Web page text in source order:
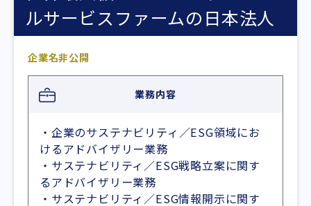
ルサービスファームの日本法人
企業名非公開
業務内容
・企業のサステナビリティ／ESG領域にお
けるアドバイザリー業務
・サステナビリティ／ESG戦略立案に関す
るアドバイザリー業務
・サステナビリティ／ESG情報開示に関す